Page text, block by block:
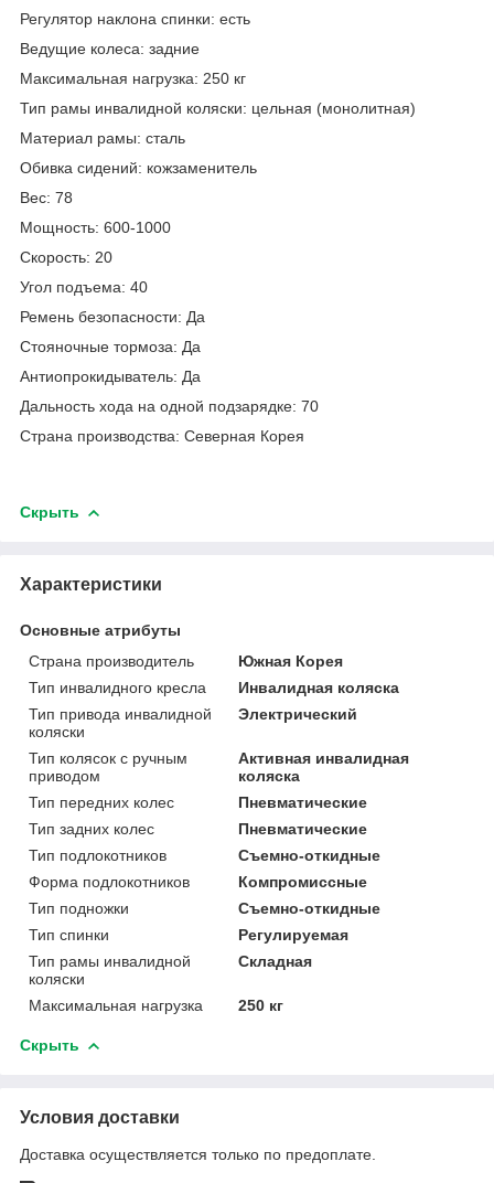
Регулятор наклона спинки: есть
Ведущие колеса: задние
Максимальная нагрузка: 250 кг
Тип рамы инвалидной коляски: цельная (монолитная)
Материал рамы: сталь
Обивка сидений: кожзаменитель
Вес: 78
Мощность: 600-1000
Скорость: 20
Угол подъема: 40
Ремень безопасности: Да
Стояночные тормоза: Да
Антиопрокидыватель: Да
Дальность хода на одной подзарядке: 70
Страна производства: Северная Корея
Скрыть
Характеристики
Основные атрибуты
Страна производитель
Южная Корея
Тип инвалидного кресла
Инвалидная коляска
Тип привода инвалидной
коляски
Электрический
Тип колясок с ручным
приводом
Активная инвалидная
коляска
Тип передних колес
Пневматические
Тип задних колес
Пневматические
Тип подлокотников
Съемно-откидные
Форма подлокотников
Компромиссные
Тип подножки
Съемно-откидные
Тип спинки
Регулируемая
Тип рамы инвалидной
коляски
Складная
Максимальная нагрузка 250 кг
Скрыть
Условия доставки
Доставка осуществляется только по предоплате.